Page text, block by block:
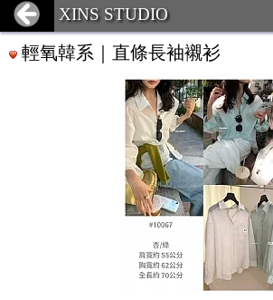
XINS STUDIO
輕氧韓系｜直條長袖襯衫